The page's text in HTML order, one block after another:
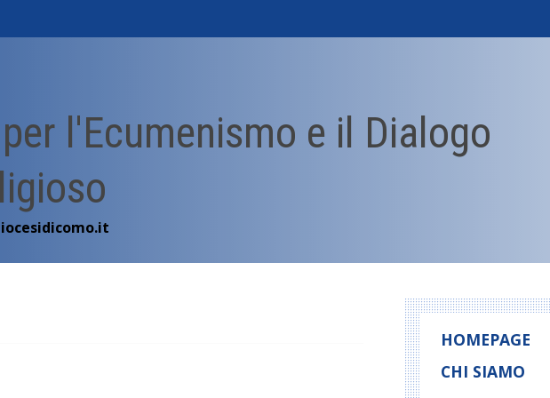
l'Ecumenismo e il Dialogo
HOMEPAGE
CHI SIAMO